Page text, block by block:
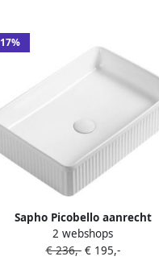
17%
Sapho Picobello aanrecht
keramische wastafel 50x34cm
wit
2 webshops
€ 236,-€ 195,-